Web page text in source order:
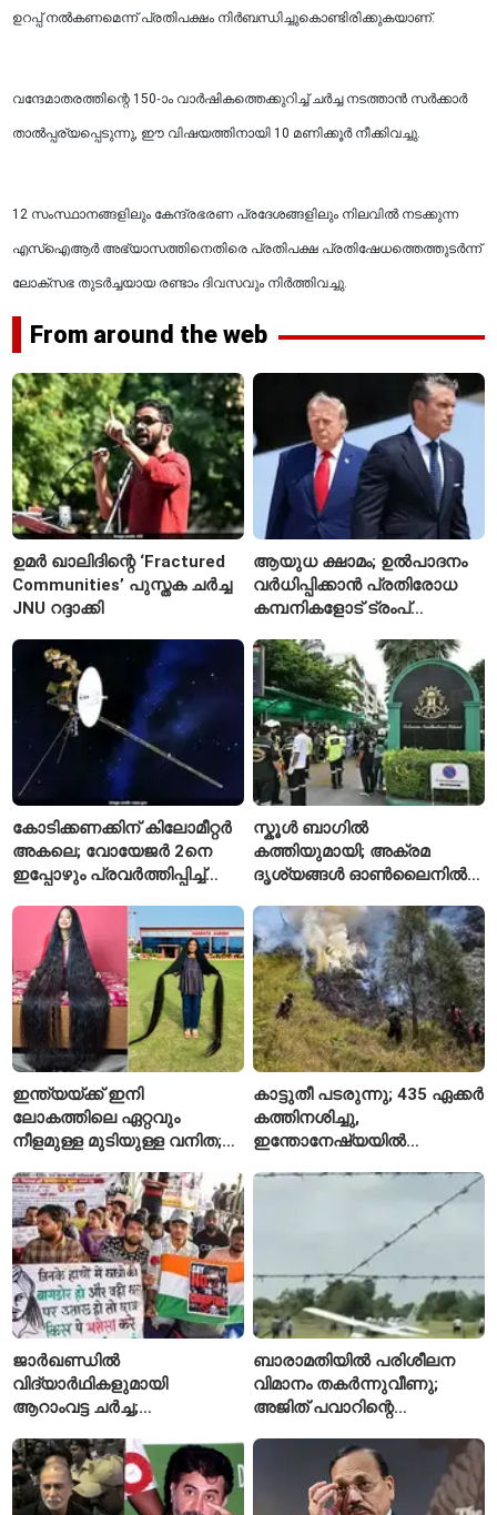
ഉറപ്പ് നൽകണമെന്ന് പ്രതിപക്ഷം നിർബന്ധിച്ചുകൊണ്ടിരിക്കുകയാണ്.
വന്ദേമാതരത്തിന്റെ 150-ാം വാർഷികത്തെക്കുറിച്ച് ചർച്ച നടത്താൻ സർക്കാർ
താൽപ്പര്യപ്പെടുന്നു, ഈ വിഷയത്തിനായി 10 മണിക്കൂർ നീക്കിവച്ചു.
12 സംസ്ഥാനങ്ങളിലും കേന്ദ്രഭരണ പ്രദേശങ്ങളിലും നിലവിൽ നടക്കുന്ന
എസ്‌ഐആർ അഭ്യാസത്തിനെതിരെ പ്രതിപക്ഷ പ്രതിഷേധത്തെത്തുടർന്ന്
ലോക്‌സഭ തുടർച്ചയായ രണ്ടാം ദിവസവും നിർത്തിവച്ചു.
From around the web
ഉമർ ഖാലിദിന്റെ ‘Fractured
Communities’ പുസ്തക ചർച്ച
JNU റദ്ദാക്കി
ആയുധ ക്ഷാമം; ഉൽപാദനം
വർധിപ്പിക്കാൻ പ്രതിരോധ
കമ്പനികളോട് ട്രംപ്
കോടിക്കണക്കിന് കിലോമീറ്റർ
അകലെ; വോയേജർ 2നെ
ഇപ്പോഴും പ്രവർത്തിപ്പിച്ച്
സ്കൂൾ ബാഗിൽ
കത്തിയുമായി; അക്രമ
ദൃശ്യങ്ങൾ ഓൺലൈനിൽ
കൗമാരക്കാരൻ
ഇന്ത്യയ്ക്ക് ഇനി
ലോകത്തിലെ ഏറ്റവും
നീളമുള്ള മുടിയുള്ള വനിത;
കാട്ടുതീ പടരുന്നു; 435 ഏക്കർ
കത്തിനശിച്ചു,
ഇന്തോനേഷ്യയിൽ
ജാർഖണ്ഡിൽ
വിദ്യാർഥികളുമായി
ആറാംവട്ട ചർച്ച;
ദിവസത്തിലേക്ക്
ബാരാമതിയിൽ പരിശീലന
വിമാനം തകർന്നുവീണു;
അജിത് പവാറിന്റെ
രണ്ടാമത്തെ സംഭവം